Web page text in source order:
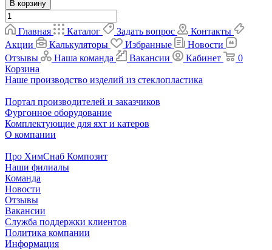
В корзину
Главная Каталог Задать вопрос
Контакты
Акции
Калькуляторы Избранные
Новости
Отзывы
Наша команда Вакансии Кабинет
0
Корзина
Наше производство изделий из стеклопластика
Портал производителей и заказчиков
Фургонное оборудование
Комплектующие для яхт и катеров
О компании
Про ХимСнаб Композит
Наши филиалы
Команда
Новости
Отзывы
Вакансии
Служба поддержки клиентов
Политика компании
Информация